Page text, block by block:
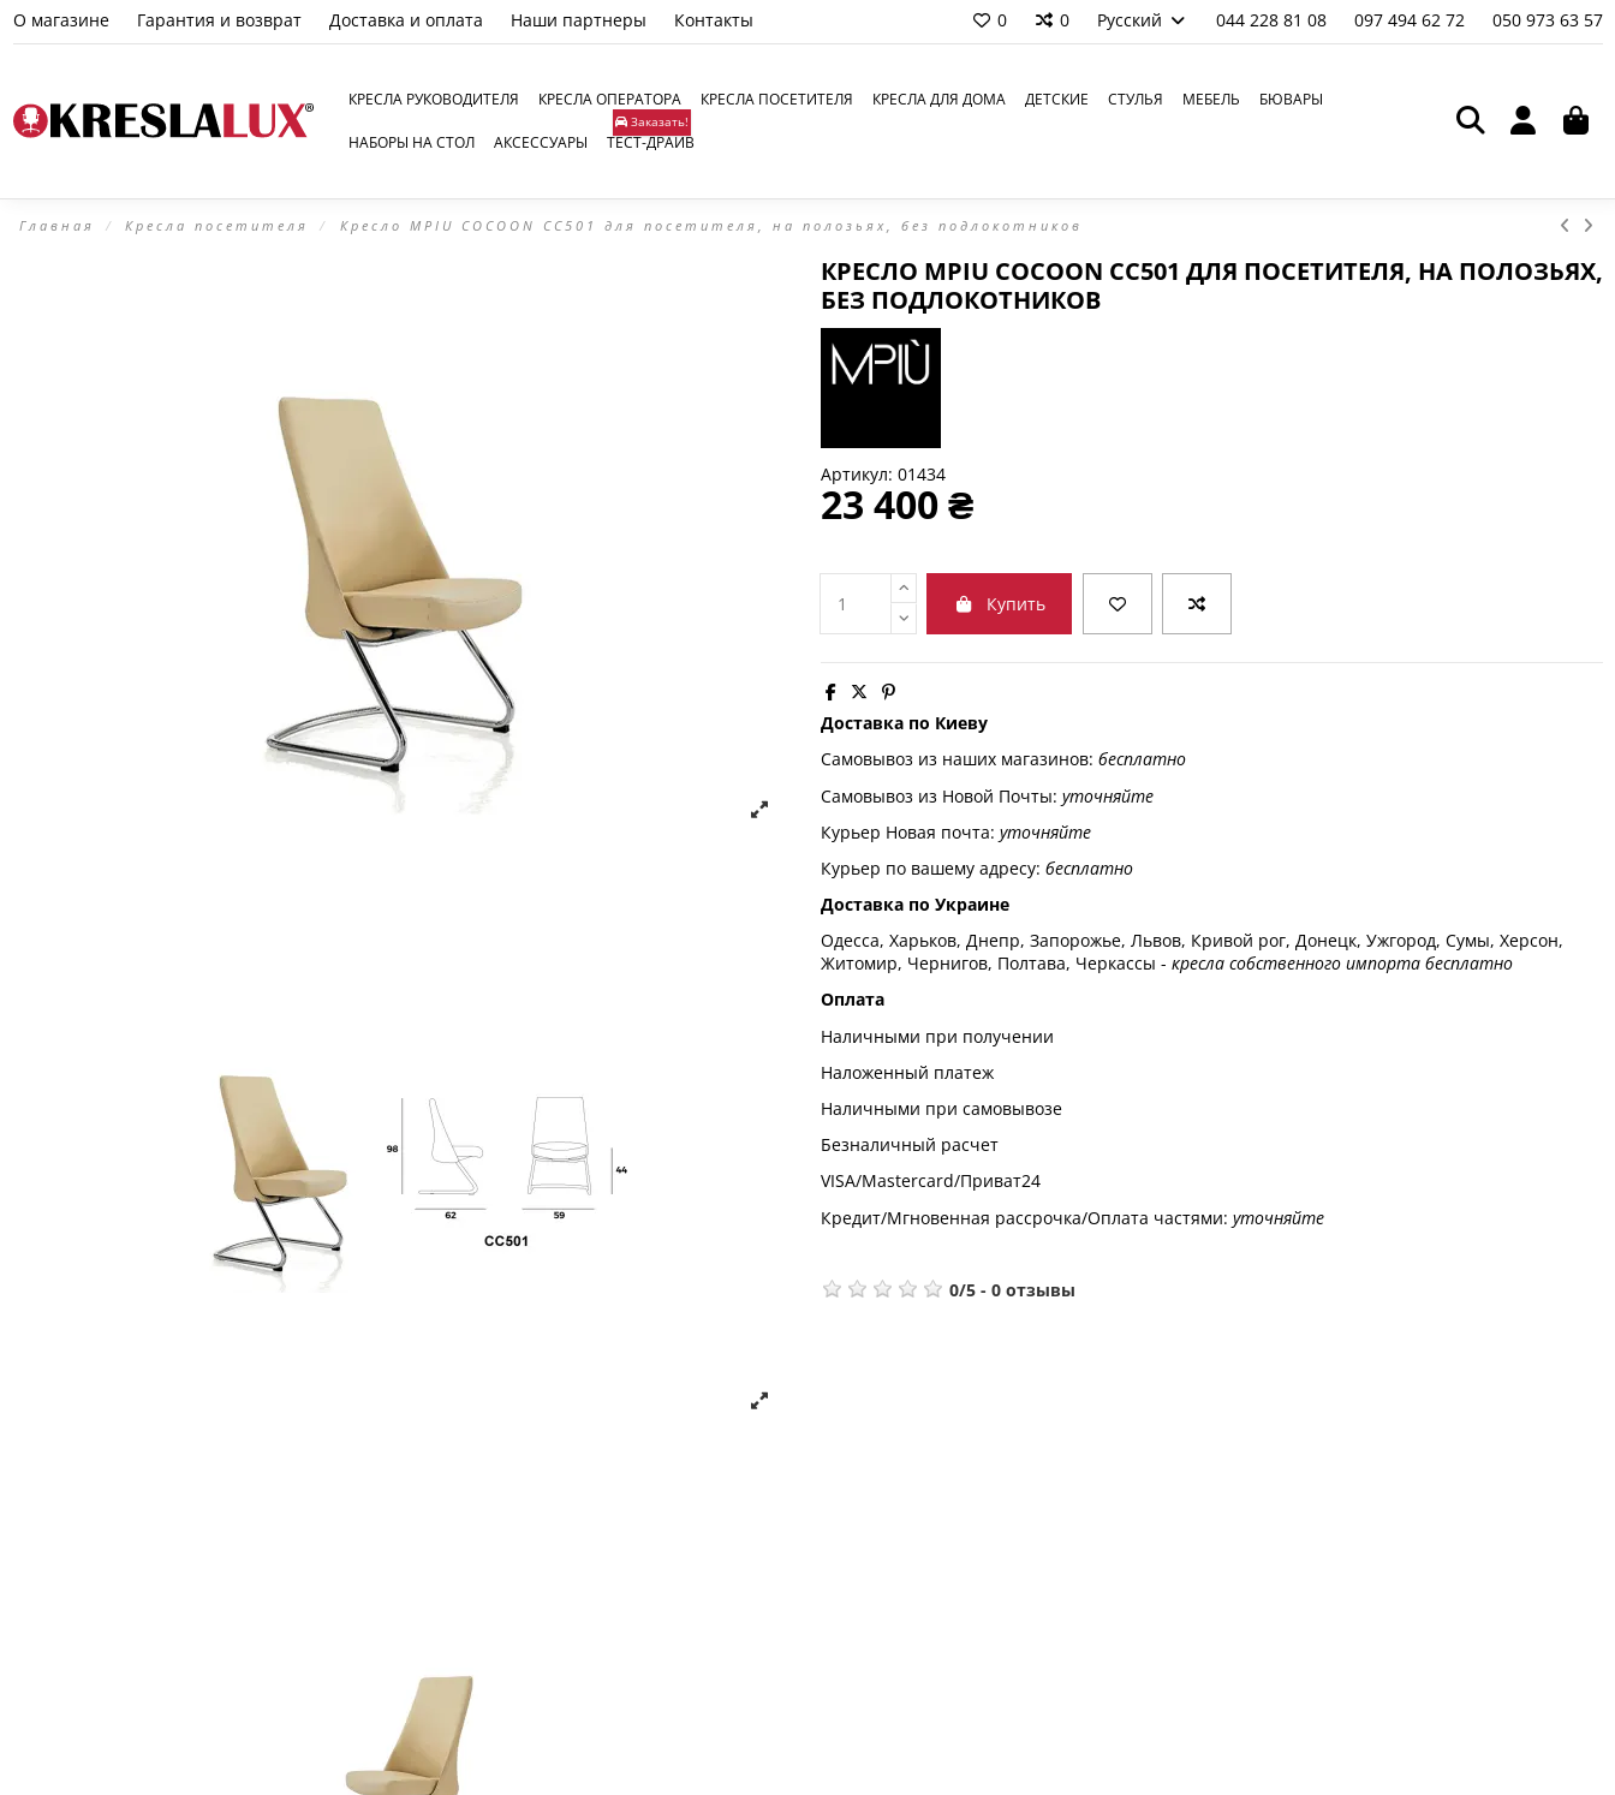
О магазине Гарантия и возврат Доставка и оплата Наши партнеры Контакты 0 0 Русский 044 228 81 08 097 494 62 72 050 973 63 57
КРЕСЛА РУКОВОДИТЕЛЯ КРЕСЛА ОПЕРАТОРА КРЕСЛА ПОСЕТИТЕЛЯ КРЕСЛА ДЛЯ ДОМА ДЕТСКИЕ СТУЛЬЯ МЕБЕЛЬ БЮВАРЫ
НАБОРЫ НА СТОЛ АКСЕССУАРЫ ТЕСТ-ДРАЙВ
Заказать!
Главная Кресла посетителя Кресло MPIU COCOON CC501 для посетителя, на полозьях, без подлокотников
КРЕСЛО MPIU COCOON CC501 ДЛЯ ПОСЕТИТЕЛЯ, НА ПОЛОЗЬЯХ,
БЕЗ ПОДЛОКОТНИКОВ
Артикул: 01434
23 400 ₴
Купить
Доставка по Киеву
Самовывоз из наших магазинов: бесплатно
Самовывоз из Новой Почты: уточняйте
Курьер Новая почта: уточняйте
Курьер по вашему адресу: бесплатно
Доставка по Украине
Одесса, Харьков, Днепр, Запорожье, Львов, Кривой рог, Донецк, Ужгород, Сумы, Херсон,
Житомир, Чернигов, Полтава, Черкассы - кресла собственного импорта бесплатно
Оплата
Наличными при получении
Наложенный платеж
Наличными при самовывозе
Безналичный расчет
VISA/Mastercard/Приват24
Кредит/Мгновенная рассрочка/Оплата частями: уточняйте
0/5- 0 отзывы